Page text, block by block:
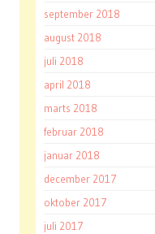
september 2018
august 2018
juli 2018
april 2018
marts 2018
februar 2018
januar 2018
december 2017
oktober 2017
juli 2017